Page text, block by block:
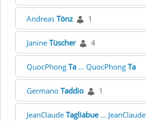
Andreas Tönz 1
Janine Tüscher 4
QuocPhong Ta ... QuocPhong Ta
Germano Taddio 1
JeanClaude Tagliabue... JeanClaude